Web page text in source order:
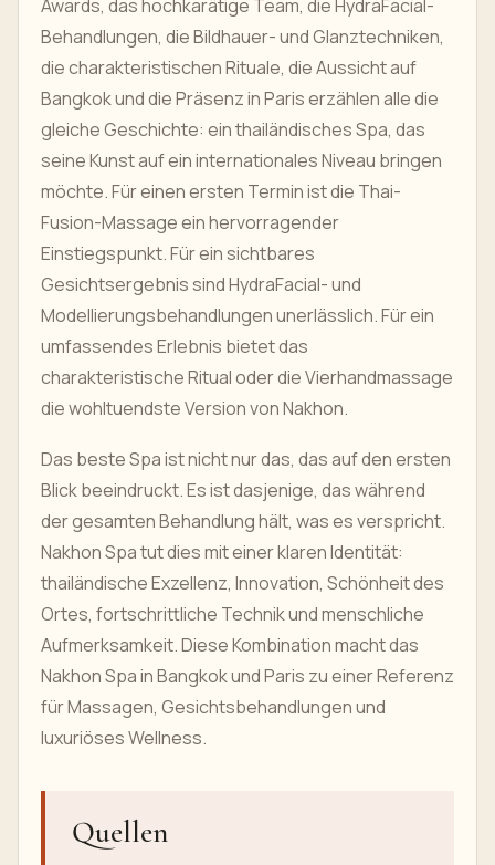
Awards, das hochkarätige Team, die HydraFacial-
Behandlungen, die Bildhauer- und Glanztechniken,
die charakteristischen Rituale, die Aussicht auf
Bangkok und die Präsenz in Paris erzählen alle die
gleiche Geschichte: ein thailändisches Spa, das
seine Kunst auf ein internationales Niveau bringen
möchte. Für einen ersten Termin ist die Thai-
Fusion-Massage ein hervorragender
Einstiegspunkt. Für ein sichtbares
Gesichtsergebnis sind HydraFacial- und
Modellierungsbehandlungen unerlässlich. Für ein
umfassendes Erlebnis bietet das
charakteristische Ritual oder die Vierhandmassage
die wohltuendste Version von Nakhon.
Das beste Spa ist nicht nur das, das auf den ersten
Blick beeindruckt. Es ist dasjenige, das während
der gesamten Behandlung hält, was es verspricht.
Nakhon Spa tut dies mit einer klaren Identität:
thailändische Exzellenz, Innovation, Schönheit des
Ortes, fortschrittliche Technik und menschliche
Aufmerksamkeit. Diese Kombination macht das
Nakhon Spa in Bangkok und Paris zu einer Referenz
für Massagen, Gesichtsbehandlungen und
luxuriöses Wellness.
Quellen